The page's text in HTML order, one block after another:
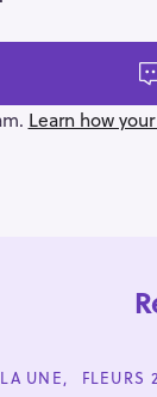
Learn how
UNE FLEURS